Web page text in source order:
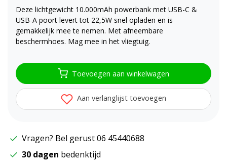
Deze lichtgewicht 10.000mAh powerbank met USB-C &
USB-A poort levert tot 22,5W snel opladen en is
gemakkelijk mee te nemen. Met afneembare
beschermhoes. Mag mee in het vliegtuig.
Toevoegen aan winkelwagen
Aan verlanglijst toevoegen
Vragen? Bel gerust 06 45440688
30 dagen bedenktijd